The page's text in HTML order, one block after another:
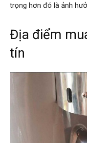
trọng hơn đó là ảnh
Địa điểm
tín